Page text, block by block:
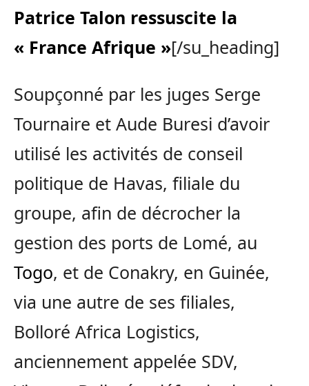
Patrice Talon ressuscite la
« France Afrique »[/su_heading]
Soupçonné par les juges Serge
Tournaire et Aude Buresi d’avoir
utilisé les activités de conseil
politique de Havas, filiale du
groupe, afin de décrocher la
gestion des ports de Lomé, au
Togo, et de Conakry, en Guinée,
via une autre de ses filiales,
Bolloré Africa Logistics,
anciennement appelée SDV,